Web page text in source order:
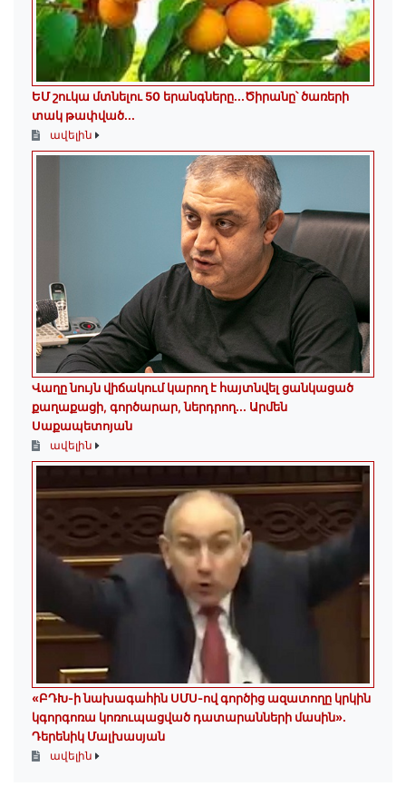
ԵՄ շուկա մտնելու 50 երանգները․․․Ծիրանը՝ ծառերի
տակ թափված․․․
ավելին
Վաղը նույն վիճակում կարող է հայտնվել ցանկացած
քաղաքացի, գործարար, ներդրող.․․ Արմեն
Սաքապետոյան
ավելին
«ԲԴԽ-ի նախագահին ՍՄՍ-ով գործից ազատողը կրկին
կգորգոռա կոռուպացված դատարանների մասին».
Դերենիկ Մալխասյան
ավելին